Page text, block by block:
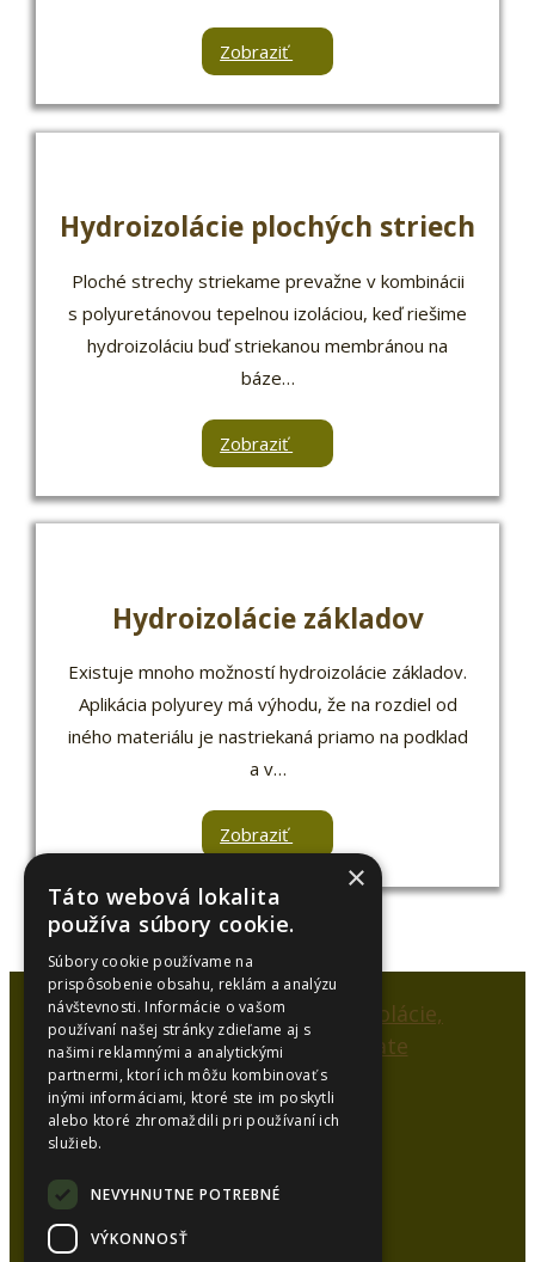
Zobraziť
Hydroizolácie plochých striech
Ploché strechy striekame prevažne v kombinácii
s polyuretánovou tepelnou izoláciou, keď riešime
hydroizoláciu buď striekanou membránou na
báze…
Zobraziť
Hydroizolácie základov
Existuje mnoho možností hydroizolácie základov.
Aplikácia polyurey má výhodu, že na rozdiel od
iného materiálu je nastriekaná priamo na podklad
a v…
Zobraziť
SYNCOL, s.r.o.
038 15 Karlová
×
Táto webová lokalita
používa súbory cookie.
Súbory cookie používame na
prispôsobenie obsahu, reklám a analýzu
návštevnosti. Informácie o vašom
používaní našej stránky zdieľame aj s
našimi reklamnými a analytickými
partnermi, ktorí ich môžu kombinovať s
inými informáciami, ktoré ste im poskytli
alebo ktoré zhromaždili pri používaní ich
služieb.
NEVYHNUTNE POTREBNÉ
VÝKONNOSŤ